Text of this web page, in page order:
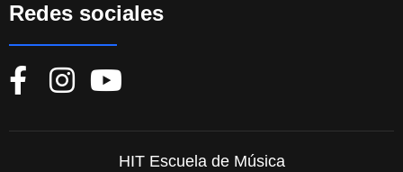
Redes sociales
HIT Escuela de Música